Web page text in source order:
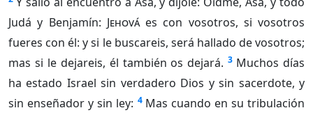
Judá y Benjamín: Jehováes con vosotros, si vosotros
fueres con él: y si le buscareis, será hallado de vosotros;
mas si le dejareis, él también os dejará. 3 Muchos días
ha estado Israel sin verdadero Dios y sin sacerdote, y
sin enseñador y sin ley: 4 Mas cuando en su tribulación